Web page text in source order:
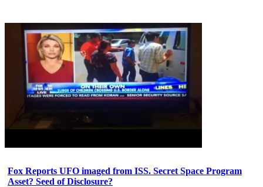
Fox Reports UFO imaged from ISS. Secret Space Program
Asset? Seed of Disclosure?